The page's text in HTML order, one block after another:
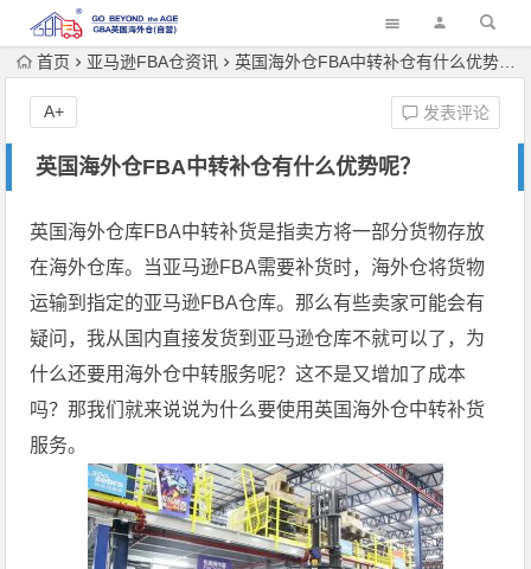
首页 亚马逊FBA仓资讯 英国海外仓FBA中转补仓有什么优势呢？
英国海外仓FBA中转补仓有什么优势呢？
发表评论
A+
英国海外仓库FBA中转补货是指卖方将一部分货物存放
在海外仓库。当亚马逊FBA需要补货时，海外仓将货物
运输到指定的亚马逊FBA仓库。那么有些卖家可能会有
疑问，我从国内直接发货到亚马逊仓库不就可以了，为
什么还要用海外仓中转服务呢？这不是又增加了成本
吗？那我们就来说说为什么要使用英国海外仓中转补货
服务。